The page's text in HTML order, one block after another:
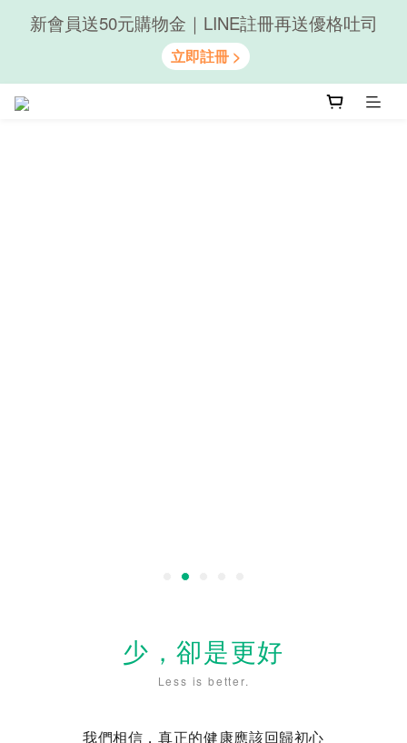
隨心享受｜貝果任選6組$899
少，卻是更好
Less is better.
我們相信，真正的健康應該回歸初心